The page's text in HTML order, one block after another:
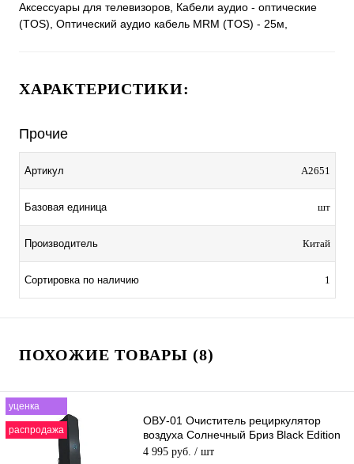
Аксессуары для телевизоров, Кабели аудио - оптические
(TOS), Оптический аудио кабель MRM (TOS) - 25м,
ХАРАКТЕРИСТИКИ:
Прочие
Артикул A2651
Базовая единица шт
Производитель Китай
Сортировка по наличию 1
ПОХОЖИЕ ТОВАРЫ (8)
уценка
распродажа
ОВУ-01 Очиститель рециркулятор
воздуха Солнечный Бриз Black Edition
Ультрафиолетовый Бактерицидный
4 995 руб. / шт